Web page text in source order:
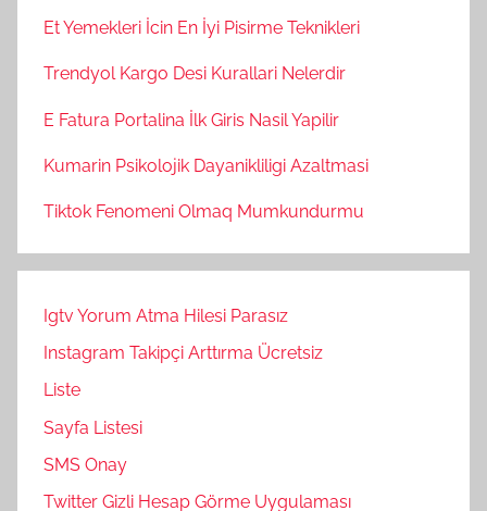
Et Yemekleri İcin En İyi Pisirme Teknikleri
Trendyol Kargo Desi Kurallari Nelerdir
E Fatura Portalina İlk Giris Nasil Yapilir
Kumarin Psikolojik Dayanikliligi Azaltmasi
Tiktok Fenomeni Olmaq Mumkundurmu
Igtv Yorum Atma Hilesi Parasız
Instagram Takipçi Arttırma Ücretsiz
Liste
Sayfa Listesi
SMS Onay
Twitter Gizli Hesap Görme Uygulaması